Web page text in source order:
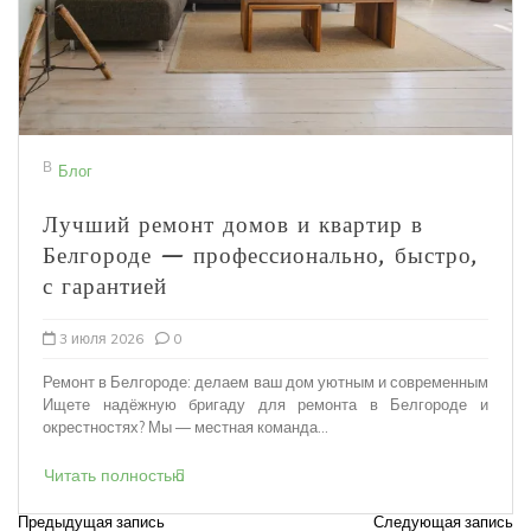
В Блог
Лучший ремонт домов и квартир в
Белгороде — профессионально, быстро,
с гарантией
3 июля 2026 0
Ремонт в Белгороде: делаем ваш дом уютным и современным
Ищете надёжную бригаду для ремонта в Белгороде и
окрестностях? Мы — местная команда...
Читать полностью
Предыдущая запись Следующая запись